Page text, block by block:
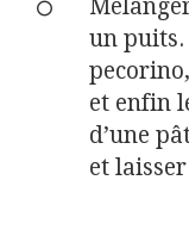
un
et enfin
d’une
et